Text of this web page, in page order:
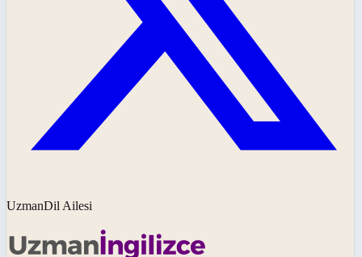
UzmanDil Ailesi